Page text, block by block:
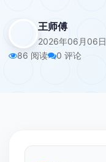
王师傅
2026年06月06日
86 阅读
0 评论